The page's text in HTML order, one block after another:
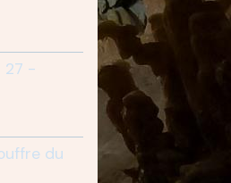
27 -
du